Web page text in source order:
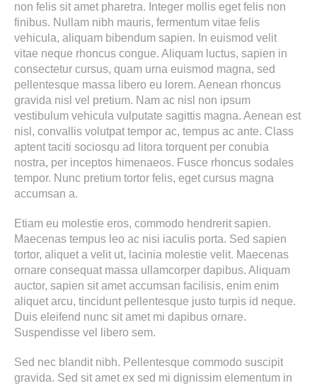
non felis sit amet pharetra. Integer mollis eget felis non
finibus. Nullam nibh mauris, fermentum vitae felis
vehicula, aliquam bibendum sapien. In euismod velit
vitae neque rhoncus congue. Aliquam luctus, sapien in
consectetur cursus, quam urna euismod magna, sed
pellentesque massa libero eu lorem. Aenean rhoncus
gravida nisl vel pretium. Nam ac nisl non ipsum
vestibulum vehicula vulputate sagittis magna. Aenean est
nisl, convallis volutpat tempor ac, tempus ac ante. Class
aptent taciti sociosqu ad litora torquent per conubia
nostra, per inceptos himenaeos. Fusce rhoncus sodales
tempor. Nunc pretium tortor felis, eget cursus magna
accumsan a.
Etiam eu molestie eros, commodo hendrerit sapien.
Maecenas tempus leo ac nisi iaculis porta. Sed sapien
tortor, aliquet a velit ut, lacinia molestie velit. Maecenas
ornare consequat massa ullamcorper dapibus. Aliquam
auctor, sapien sit amet accumsan facilisis, enim enim
aliquet arcu, tincidunt pellentesque justo turpis id neque.
Duis eleifend nunc sit amet mi dapibus ornare.
Suspendisse vel libero sem.
Sed nec blandit nibh. Pellentesque commodo suscipit
gravida. Sed sit amet ex sed mi dignissim elementum in